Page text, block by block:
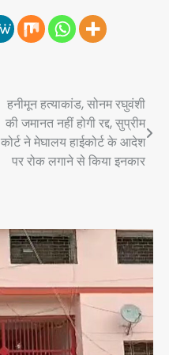
हनीमून हत्याकांड, सोनम रघुवंशी
की जमानत नहीं होगी रद्द, सुप्रीम
कोर्ट ने मेघालय हाईकोर्ट के आदेश
पर रोक लगाने से किया इनकार